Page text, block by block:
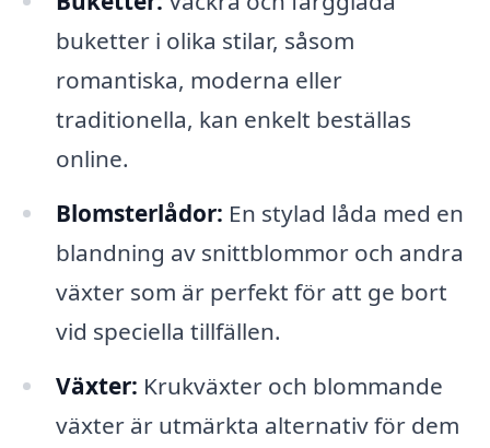
buketter i olika stilar, såsom
romantiska, moderna eller
traditionella, kan enkelt beställas
online.
Blomsterlådor: En stylad låda med en
blandning av snittblommor och andra
växter som är perfekt för att ge bort
vid speciella tillfällen.
Växter: Krukväxter och blommande
växter är utmärkta alternativ för dem